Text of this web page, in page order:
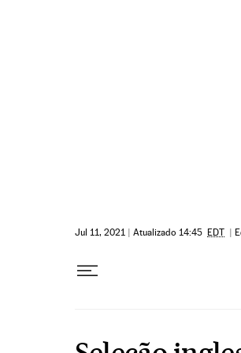
Jul 11, 2021 | Atualizado 14:45 EDT |